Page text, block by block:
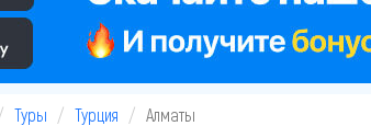
Туры Турция Алматы